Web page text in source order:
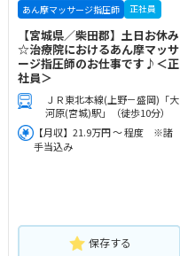
あん摩マッサージ指圧師 正社員
【宮城県／柴田郡】土日お休み
☆治療院におけるあん摩マッサ
ージ指圧師のお仕事です♪＜正
社員＞
ＪＲ東北本線(上野－盛岡)「大
河原(宮城)駅」（徒歩10分）
【月収】21.9万円 ～ 程度 ※諸
手当込み
保存する